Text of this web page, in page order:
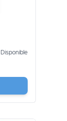
Disponible